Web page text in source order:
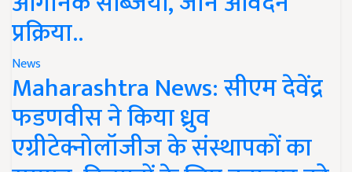
प्रक्रिया..
News
Maharashtra News: सीएम देवेंद्र
फडणवीस ने किया ध्रुव
एग्रीटेक्नोलॉजीज के संस्थापकों का